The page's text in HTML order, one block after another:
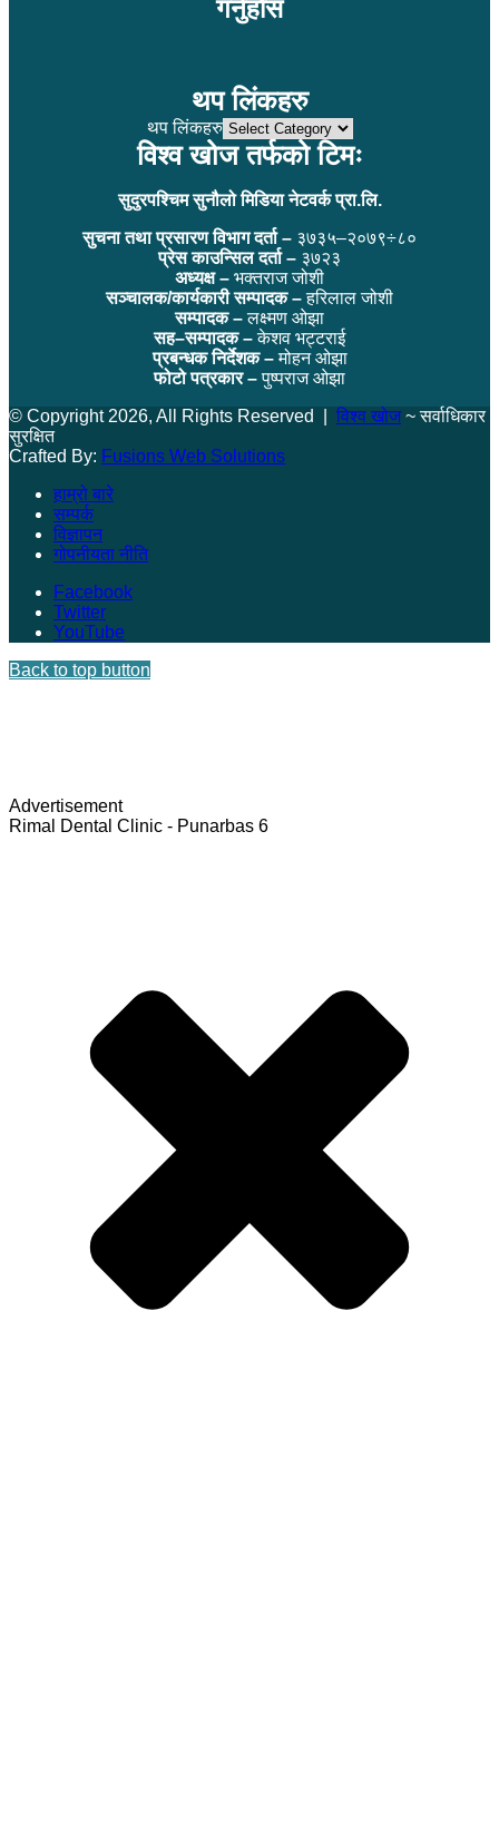
गर्नुहोस
थप लिंकहरु
थप लिंकहरु
विश्व खोज तर्फको टिमः
सुदुरपश्चिम सुनौलो मिडिया नेटवर्क प्रा.लि.
सुचना तथा प्रसारण विभाग दर्ता – ३७३५–२०७९÷८०
प्रेस काउन्सिल दर्ता – ३७२३
अध्यक्ष – भक्तराज जोशी
सञ्चालक/कार्यकारी सम्पादक –हरिलाल जोशी
सम्पादक –लक्ष्मण ओझा
सह–सम्पादक –केशव भट्टराई
प्रबन्धक निर्देशक –मोहन ओझा
फोटो पत्रकार –पुष्पराज ओझा
© Copyright 2026, All Rights Reserved | विश्व खोज~ सर्वाधिकार
सुरक्षित
Crafted By: Fusions Web Solutions
हाम्रो बारे
सम्पर्क
विज्ञापन
गोपनीयता नीति
Facebook
Twitter
YouTube
Back to top button
Advertisement
Rimal Dental Clinic - Punarbas 6